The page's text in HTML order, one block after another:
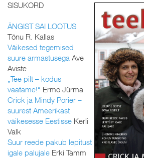
SISUKORD
ÄNGIST SAI LOOTUS
Tõnu R. Kallas
Väikesed tegemised
suure armastusega Ave
Aviste
„Tee pilt – kodus
vaatame!“ Ermo Jürma
Crick ja Mindy Porier –
suurest Ameerikast
väikesesse Eestisse Kerli
Valk
Suur reede pakub lepitust
igale palujale Erki Tamm